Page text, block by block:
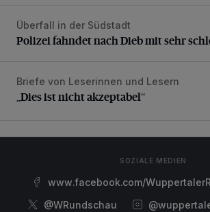
Polizei fahndet nach Dieb mit sehr
Überfall in der Südstadt
Polizei fahndet nach Dieb mit sehr
„Dies ist nicht akzeptabel“
Briefe von Leserinnen und Lesern
„Dies ist nicht akzeptabel“
SOZIALE MEDIEN
www.facebook.com/
@WRundschau